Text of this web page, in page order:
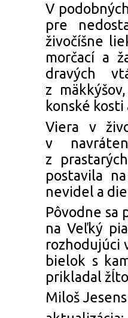
V
pre
živočíšne
morčací a
dravých
z
konské
Viera v
v
z
postavila
nevidel a
Pôvodne sa
na Veľký
rozhodujúci
bielok s
prikladal
Miloš